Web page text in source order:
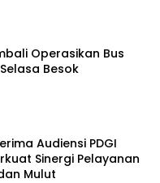
Operasikan Bus
Besok
Audiensi PDGI
Sinergi Pelayanan
Mulut